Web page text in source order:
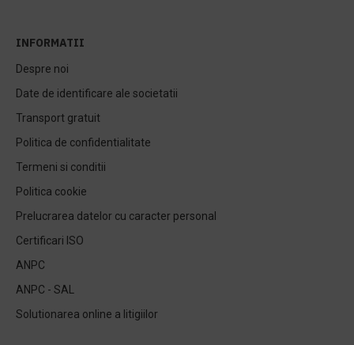
INFORMATII
Despre noi
Date de identificare ale societatii
Transport gratuit
Politica de confidentialitate
Termeni si conditii
Politica cookie
Prelucrarea datelor cu caracter personal
Certificari ISO
ANPC
ANPC - SAL
Solutionarea online a litigiilor